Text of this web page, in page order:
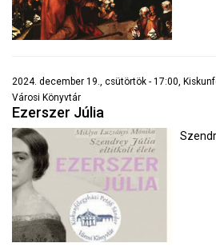
2024. december 19., csütörtök - 17:00,
Városi Könyvtár
Ezerszer Júlia